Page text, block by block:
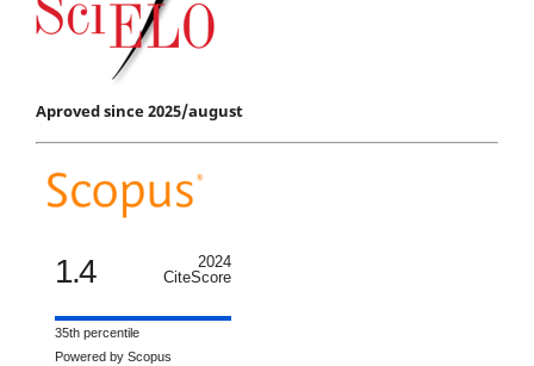
Aproved since 2025/august
1.4
2024
CiteScore
35th percentile
Powered by Scopus